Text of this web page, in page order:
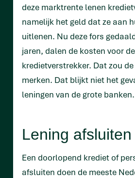
deze marktrente lenen
namelijk het geld dat ze aan
uitlenen. Nu deze fors
jaren, dalen de kosten voor de
kredietverstrekker. Dat zou
merken. Dat blijkt niet het
leningen van de grote banken.
Lening
Een doorlopend krediet of
afsluiten doen de meeste